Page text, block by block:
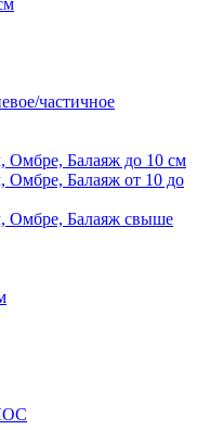
частичное
Омбре, Балаяж до 10 см
Омбре, Балаяж от 10 до
Омбре, Балаяж свыше